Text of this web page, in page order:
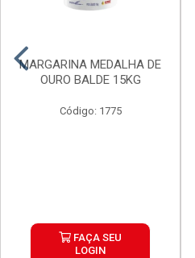
MARGARINA MEDALHA DE
OURO BALDE 15KG
Código: 1775
FAÇA SEU
LOGIN